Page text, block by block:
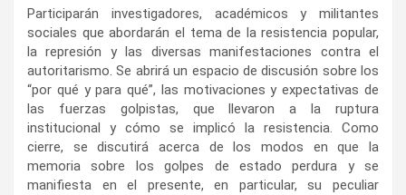
Participarán investigadores, académicos y militantes
sociales que abordarán el tema de la resistencia popular,
la represión y las diversas manifestaciones contra el
autoritarismo. Se abrirá un espacio de discusión sobre los
“por qué y para qué”, las motivaciones y expectativas de
las fuerzas golpistas, que llevaron a la ruptura
institucional y cómo se implicó la resistencia. Como
cierre, se discutirá acerca de los modos en que la
memoria sobre los golpes de estado perdura y se
manifiesta en el presente, en particular, su peculiar